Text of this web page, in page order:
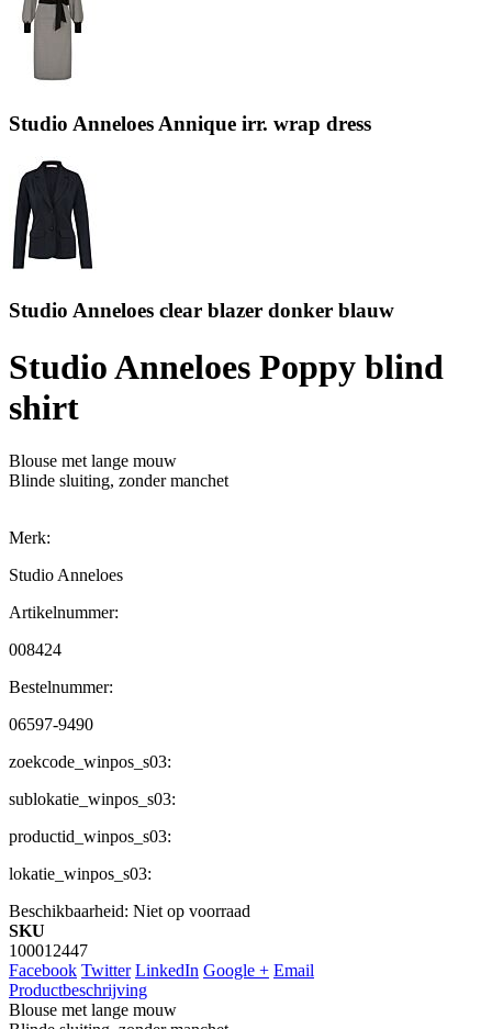
Studio Anneloes Annique irr. wrap dress
Studio Anneloes clear blazer donker blauw
Studio Anneloes Poppy blind
shirt
Blouse met lange mouw
Blinde sluiting, zonder manchet
Merk:
Studio Anneloes
Artikelnummer:
008424
Bestelnummer:
06597-9490
zoekcode_winpos_s03:
sublokatie_winpos_s03:
productid_winpos_s03:
lokatie_winpos_s03:
Beschikbaarheid: Niet op voorraad
SKU
100012447
Facebook Twitter LinkedIn Google + Email
Productbeschrijving
Blouse met lange mouw